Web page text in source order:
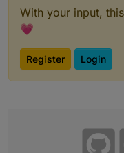
With your input,
💗
Register Login